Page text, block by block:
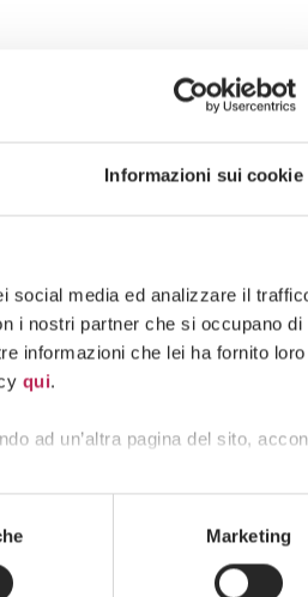
Informazioni sui cookie
social media ed analizzare il
i nostri partner che si occupano di
informazioni che lei ha fornito
qui.
ad un’altra pagina del sito,
Marketing